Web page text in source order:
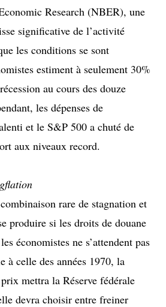
Research (NBER), une
significative de l’activité
les conditions se sont
estiment à seulement 30%
au cours des douze
les dépenses de
et le S&P 500 a chuté de
aux niveaux record.
rare de stagnation et
produire si les droits de douane
économistes ne s’attendent pas
à celle des années 1970, la
mettra la Réserve fédérale
devra choisir entre freiner